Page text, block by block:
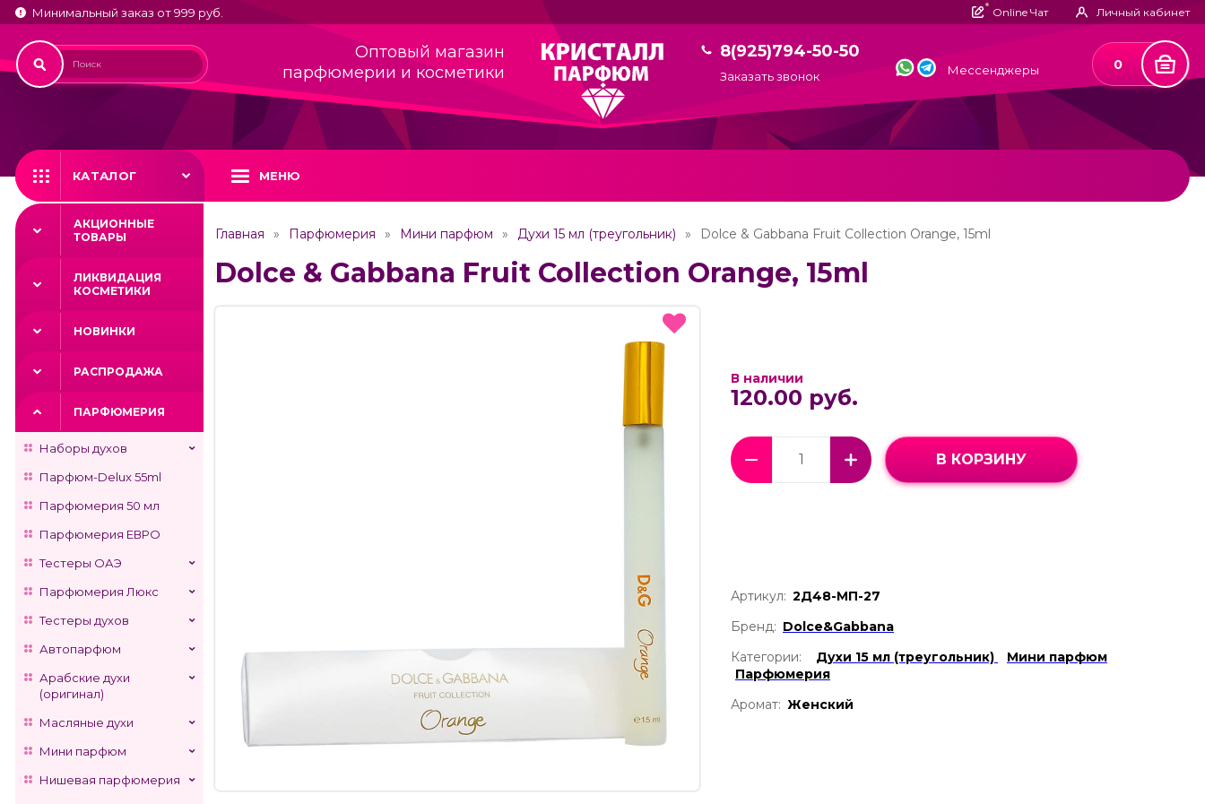
Минимальный заказ от 999 руб. Online Чат Личный кабинет
Оптовый магазин
парфюмерии и косметики
8(925)794-50-50
Заказать звонок Мессенджеры 0
КАТАЛОГ МЕНЮ
АКЦИОННЫЕ
ТОВАРЫ
ЛИКВИДАЦИЯ
КОСМЕТИКИ
НОВИНКИ
РАСПРОДАЖА
ПАРФЮМЕРИЯ
Наборы духов
Парфюм-Delux 55ml
Парфюмерия 50 мл
Парфюмерия ЕВРО
Тестеры ОАЭ
Парфюмерия Люкс
Тестеры духов
Автопарфюм
Арабские духи
(оригинал)
Масляные духи
Мини парфюм
Нишевая парфюмерия
Главная Парфюмерия Мини парфюм Духи 15 мл (треугольник) Dolce & Gabbana Fruit Collection Orange, 15ml
Dolce & Gabbana Fruit Collection Orange, 15ml
В наличии
120.00 руб.
В КОРЗИНУ
Артикул: 2Д48-МП-27
Бренд: Dolce&Gabbana
Категории:
Духи 15 мл (треугольник)
Мини парфюм
Парфюмерия
Аромат: Женский